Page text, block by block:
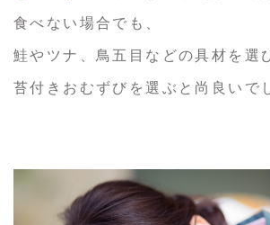
食べない場合でも、
鮭やツナ、鳥五目などの具材を選
苔付きおむずびを選ぶと尚良いで